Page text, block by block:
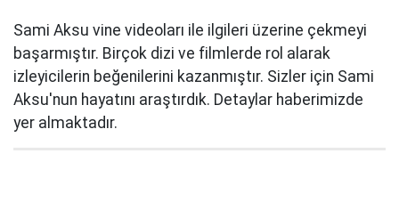
Sami Aksu vine videoları ile ilgileri üzerine çekmeyi
başarmıştır. Birçok dizi ve filmlerde rol alarak
izleyicilerin beğenilerini kazanmıştır. Sizler için Sami
Aksu'nun hayatını araştırdık. Detaylar haberimizde
yer almaktadır.